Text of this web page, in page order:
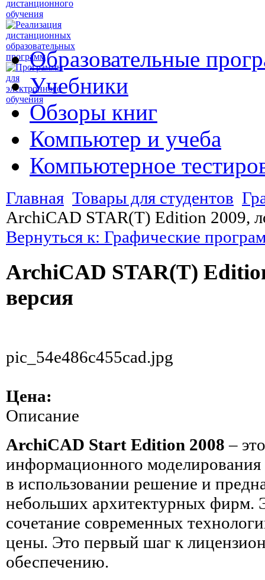
Образовательные
Учебники
Обзоры книг
Компьютер и учеба
Компьютерное
Главная Товары для студентов
ArchiCAD STAR(T) Edition 2009,
Вернуться к: Графические
ArchiCAD STAR(T)
версия
pic_54e486c455cad.jpg
Цена:
Описание
ArchiCAD Start Edition 2008 –
информационного
в использовании решение и
небольших архитектурных фирм.
сочетание современных
цены. Это первый шаг к
обеспечению.